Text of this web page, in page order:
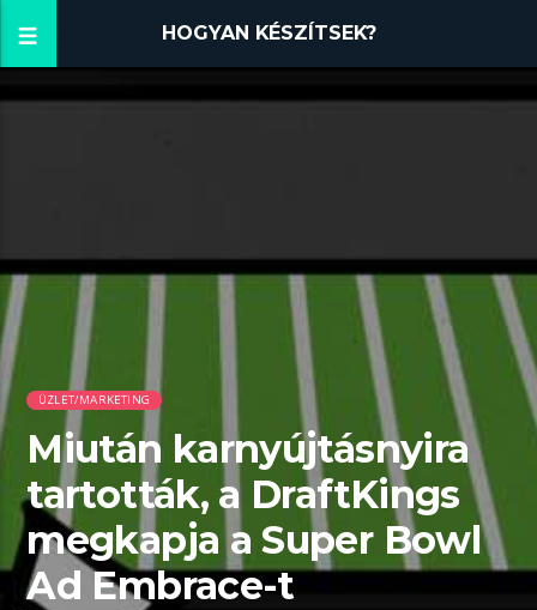
HOGYAN KÉSZÍTSEK?
ÜZLET/MARKETING
Miután karnyújtásnyira
tartották, a DraftKings
megkapja a Super Bowl
Ad Embrace-t